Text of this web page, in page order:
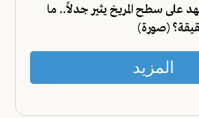
على سطح المريخ يثير جدلاً.. ما
(صورة)
المزيد